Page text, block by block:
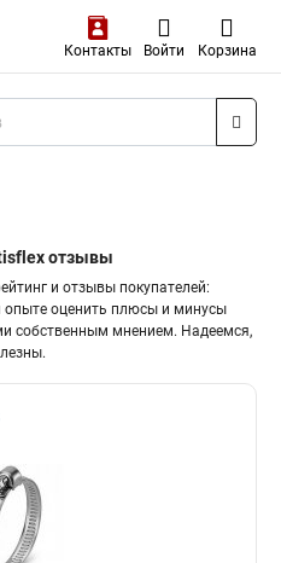
Контакты Войти Корзина
отзывы
и отзывы покупателей:
опыте оценить плюсы и минусы
собственным мнением. Надеемся,